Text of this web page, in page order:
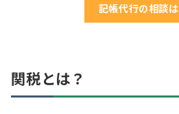
記帳代行の相談
関税とは？